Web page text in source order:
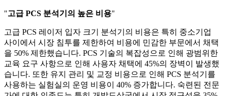
"고급 PCS 분석기의 높은 비용"
고급 PCS 레이저 입자 크기 분석기의 비용은 특히 중소기업
사이에서 시장 침투를 제한하여 비용에 민감한 부문에서 채택
을 50% 제한했습니다. PCS 기술의 복잡성으로 인해 광범위한
교육 요구 사항으로 인해 사용자 채택에 45%의 장벽이 발생했
습니다. 또한 유지 관리 및 교정 비용으로 인해 PCS 분석기를
사용하는 실험실의 운영 비용이 40% 증가합니다. 숙련된 전문